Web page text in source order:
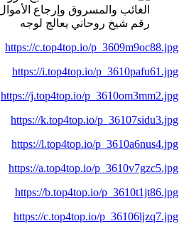
رقم شيخ روحاني يعالج لوجه
https://c.top4top.io/p_3609m9oc88.jpg
https://i.top4top.io/p_3610pafu61.jpg
https://j.top4top.io/p_3610om3mm2.jpg
https://k.top4top.io/p_36107sidu3.jpg
https://l.top4top.io/p_3610a6nus4.jpg
https://a.top4top.io/p_3610v7gzc5.jpg
https://b.top4top.io/p_3610t1jt86.jpg
https://c.top4top.io/p_36106ljzq7.jpg